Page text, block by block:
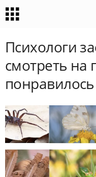
Психологи
смотреть на
понравилось